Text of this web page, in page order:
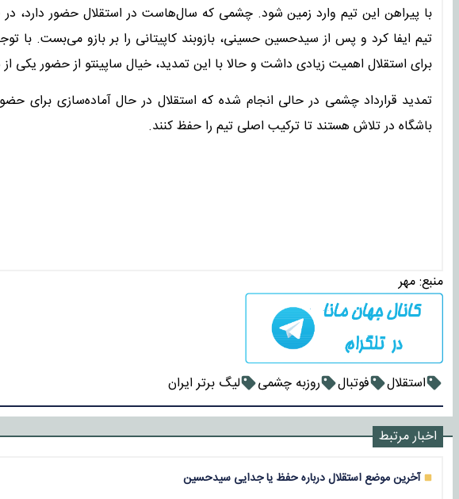
با پیراهن این تیم وارد زمین شود. چشمی که سال‌هاست در استقلال حضور دارد،
تیم ایفا کرد و پس از سیدحسین حسینی، بازوبند کاپیتانی را بر بازو می‌بست. با
برای استقلال اهمیت زیادی داشت و حالا با این تمدید، خیال ساپینتو از حضور
تمدید قرارداد چشمی در حالی انجام شده که استقلال در حال آماده‌سازی برای
باشگاه در تلاش هستند تا ترکیب اصلی تیم را حفظ کنند.
منبع:مهر
استقلال فوتبال روزبه چشمی لیگ برتر ایران
اخبار مرتبط
آخرین موضع استقلال درباره حفظ یا جدایی سیدحسین